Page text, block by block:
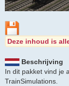
Deze inhoud is
Beschrijving
In dit pakket vind je
TrainSimulations.